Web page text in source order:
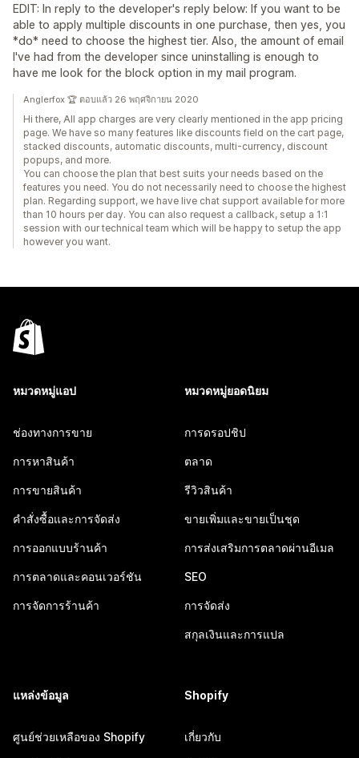
EDIT: In reply to the developer's reply below: If you want to be
able to apply multiple discounts in one purchase, then yes, you
*do* need to choose the highest tier. Also, the amount of email
I've had from the developer since uninstalling is enough to
have me look for the block option in my mail program.
Anglerfox 🏆 ตอบแล้ว 26 พฤศจิกายน 2020
Hi there, All app charges are very clearly mentioned in the app pricing
page. We have so many features like discounts field on the cart page,
stacked discounts, automatic discounts, multi-currency, discount
popups, and more.
You can choose the plan that best suits your needs based on the
features you need. You do not necessarily need to choose the highest
plan. Regarding support, we have live chat support available for more
than 10 hours per day. You can also request a callback, setup a 1:1
session with our technical team which will be happy to setup the app
however you want.
หมวดหมู่แอป
ช่องทางการขาย
การหาสินค้า
การขายสินค้า
คำสั่งซื้อและการจัดส่ง
การออกแบบร้านค้า
การตลาดและคอนเวอร์ชัน
การจัดการร้านค้า
หมวดหมู่ยอดนิยม
การดรอปชิป
ตลาด
รีวิวสินค้า
ขายเพิ่มและขายเป็นชุด
การส่งเสริมการตลาดผ่านอีเมล
SEO
การจัดส่ง
สกุลเงินและการแปล
แหล่งข้อมูล
ศูนย์ช่วยเหลือของ Shopify
Shopify
เกี่ยวกับ